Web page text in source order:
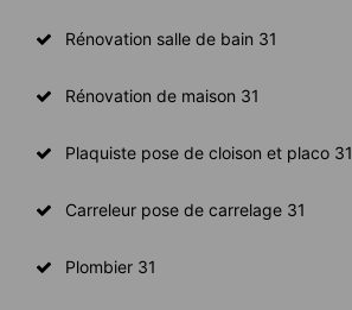
Rénovation salle de bain 31
Rénovation de maison 31
Plaquiste pose de cloison et placo 31
Carreleur pose de carrelage 31
Plombier 31